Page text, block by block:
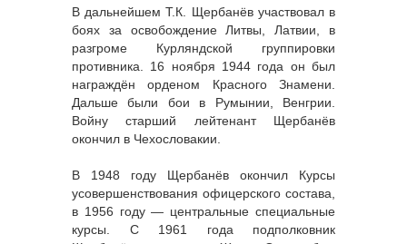
В дальнейшем Т.К. Щербанёв участвовал в
боях за освобождение Литвы, Латвии, в
разгроме Курляндской группировки
противника. 16 ноября 1944 года он был
награждён орденом Красного Знамени.
Дальше были бои в Румынии, Венгрии.
Войну старший лейтенант Щербанёв
окончил в Чехословакии.
В 1948 году Щербанёв окончил Курсы
усовершенствования офицерского состава,
в 1956 году — центральные специальные
курсы. С 1961 года подполковник